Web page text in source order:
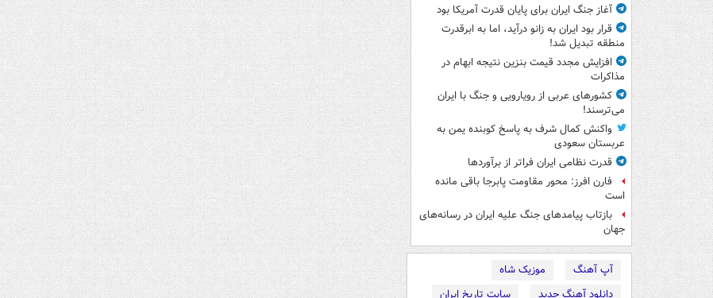
آغاز جنگ ایران برای پایان قدرت آمریکا بود
قرار بود ایران به زانو درآید، اما به ابرقدرت
منطقه تبدیل شد!
افزایش مجدد قیمت بنزین نتیجه ابهام در
مذاکرات
کشورهای عربی از رویارویی و جنگ با ایران
می‌ترسند!
واکنش کمال شرف به پاسخ کوبنده یمن به
عربستان سعودی
قدرت نظامی ایران فراتر از برآوردها
فارن افرز: محور مقاومت پابرجا باقی مانده
است
بازتاب پیامدهای جنگ علیه ایران در رسانه‌های
جهان
آپ آهنگ
موزیک شاه